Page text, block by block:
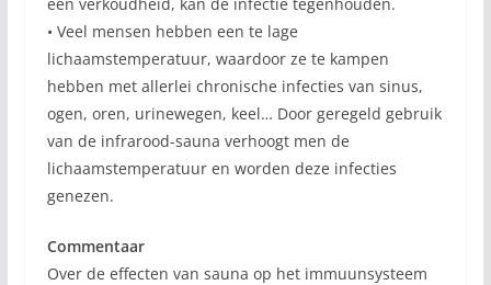
• Veel mensen hebben een te lage
lichaamstemperatuur, waardoor ze te kampen
hebben met allerlei chronische infecties van sinus,
ogen, oren, urinewegen, keel… Door geregeld gebruik
van de infrarood-sauna verhoogt men de
lichaamstemperatuur en worden deze infecties
genezen.
Commentaar
Over de effecten van sauna op het immuunsysteem